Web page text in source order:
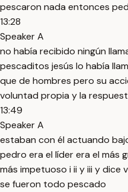
pescaron nada entonces
13:28
Speaker A
no había recibido ningún
pescaditos jesús lo había
que de hombres pero su
voluntad propia y la
13:49
Speaker A
estaban con él actuando
pedro era el líder era el más
más impetuoso i ii y iii y dice
se fueron todo pescado